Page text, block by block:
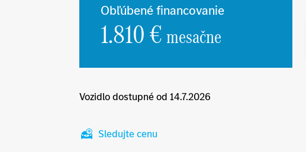
Obľúbené financovanie
1.810 €mesačne
Vozidlo dostupné od 14.7.2026
Sledujte cenu